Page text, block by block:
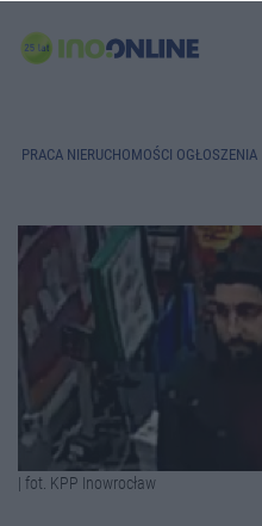
PRACA NIERUCHOMOŚCI OGŁOSZENIA
| fot. KPP Inowrocław